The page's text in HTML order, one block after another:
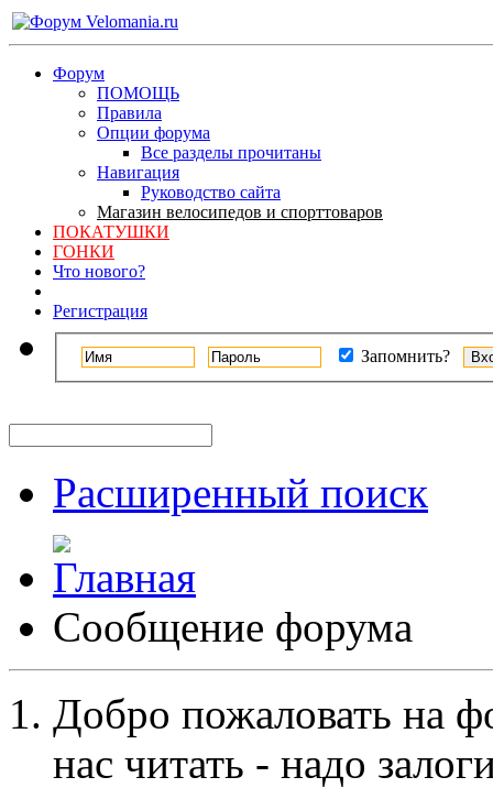
Форум
ПОМОЩЬ
Правила
Опции форума
Все разделы прочитаны
Навигация
Руководство сайта
Магазин велосипедов и спорттоваров
ПОКАТУШКИ
ГОНКИ
Что нового?
Регистрация
Запомнить?
Расширенный поиск
Сообщение форума
Добро пожаловать на
нас читать - надо